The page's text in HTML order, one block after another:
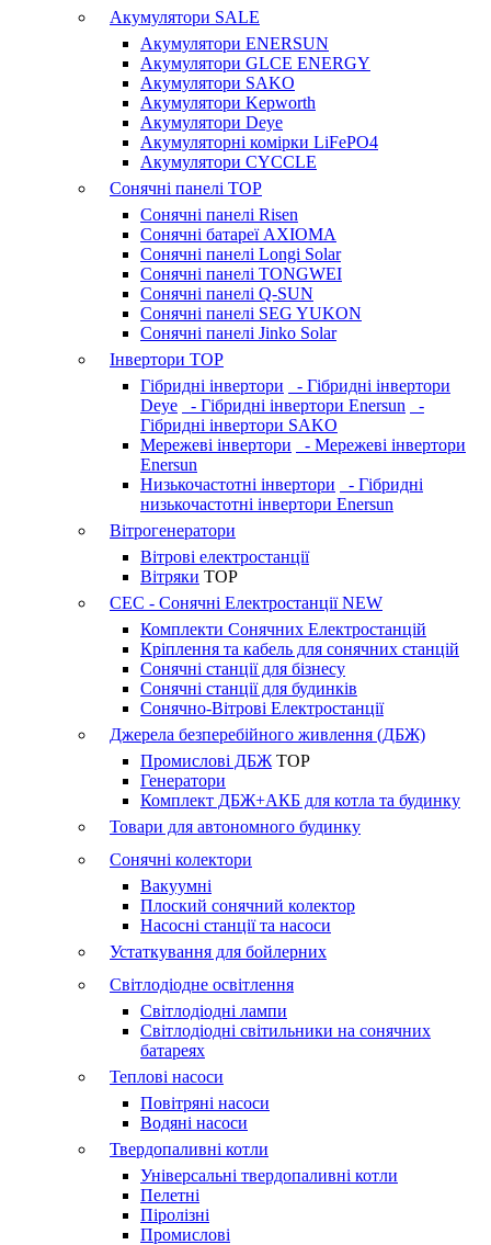
Акумулятори SALE
Акумулятори ENERSUN
Акумулятори GLCE ENERGY
Акумулятори SAKO
Акумулятори Kepworth
Акумулятори Deye
Акумуляторні комірки LiFePO4
Акумулятори CYCCLE
Сонячні панелі TOP
Сонячні панелі Risen
Сонячні батареї AXIOMA
Сонячні панелі Longi Solar
Сонячні панелі TONGWEI
Сонячні панелі Q-SUN
Сонячні панелі SEG YUKON
Сонячні панелі Jinko Solar
Інвертори TOP
Гібридні інвертори
- Гібридні інвертори
Deye
- Гібридні інвертори Enersun
-
Гібридні інвертори SAKO
Мережеві інвертори
- Мережеві інвертори
Enersun
Низькочастотні інвертори
- Гібридні
низькочастотні інвертори Enersun
Вітрогенератори
Вітрові електростанції
Вітряки TOP
СЕС - Сонячні Електростанції NEW
Комплекти Сонячних Електростанцій
Кріплення та кабель для сонячних станцій
Сонячні станції для бізнесу
Сонячні станції для будинків
Сонячно-Вітрові Електростанції
Джерела безперебійного живлення (ДБЖ)
Промислові ДБЖ TOP
Генератори
Комплект ДБЖ+АКБ для котла та будинку
Товари для автономного будинку
Сонячні колектори
Вакуумні
Плоский сонячний колектор
Насосні станції та насоси
Устаткування для бойлерних
Світлодіодне освітлення
Світлодіодні лампи
Світлодіодні світильники на сонячних
батареях
Теплові насоси
Повітряні насоси
Водяні насоси
Твердопаливні котли
Універсальні твердопаливні котли
Пелетні
Піролізні
Промислові